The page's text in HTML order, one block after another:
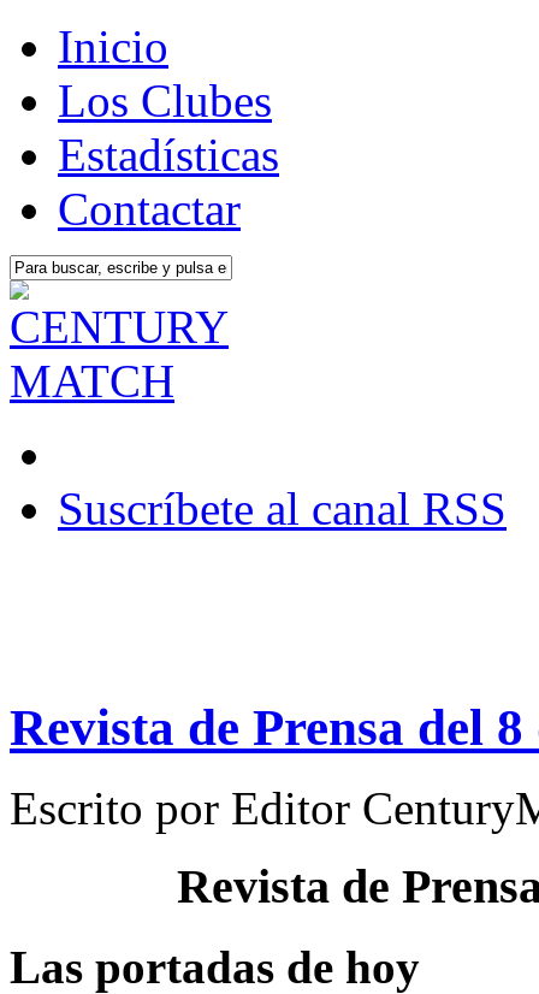
Inicio
Los Clubes
Estadísticas
Contactar
Suscríbete al canal RSS
Revista de Prensa del
Escrito por Editor
Revista de
Las portadas de hoy